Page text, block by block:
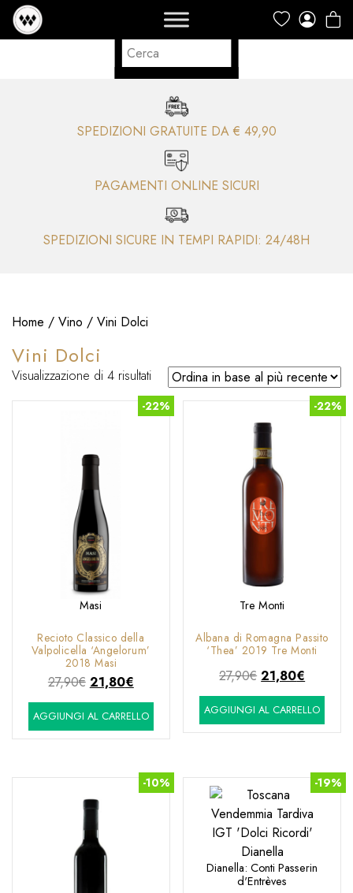
SPEDIZIONI GRATUITE DA € 49,90
PAGAMENTI ONLINE SICURI
SPEDIZIONI SICURE IN TEMPI RAPIDI: 24/48H
Home / Vino / Vini Dolci
Vini Dolci
Visualizzazione di 4 risultatiOrdina
in
base
-22%
Masi
Recioto Classico della
Valpolicella ‘Angelorum’
2018 Masi
27,90€ Il
prezzo
originale
era:
21,80€Il
prezzo
attuale
è:
AGGIUNGI AL CARRELLO
-22%
Tre Monti
Albana di Romagna Passito
‘Thea’ 2019 Tre Monti
27,90€ Il
prezzo
originale
era:
21,80€
prezzo
attuale
è:
AGGIUNGI AL CARRELLO
-10% -19%
Dianella: Conti Passerin
d'Entrèves